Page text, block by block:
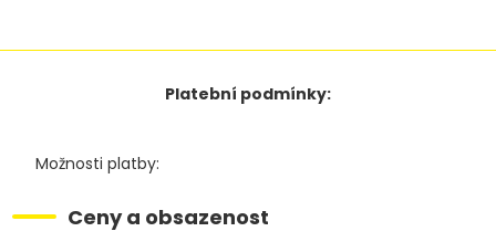
Platební podmínky:
Možnosti platby:
Ceny a obsazenost